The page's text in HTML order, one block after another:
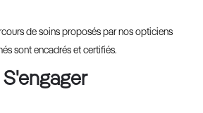
de soins proposés par nos opticiens
sont encadrés et certifiés.
S'engager